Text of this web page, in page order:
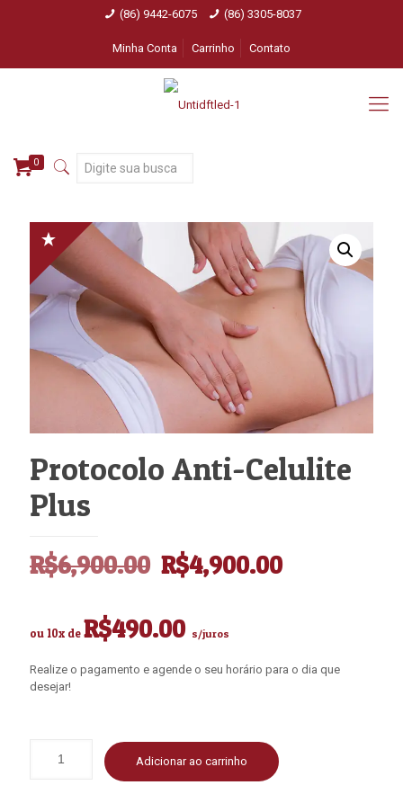
(86) 9442-6075 (86) 3305-8037
Minha Conta Carrinho Contato
0
Protocolo Anti-Celulite
Plus
R$6,900.00 O
original
era:
R$6,900.00.
R$4,900.00O
ou 10x deR$490.00 s/juros
Realize o pagamento e agende o seu horário para o dia que
desejar!
Adicionar ao carrinho